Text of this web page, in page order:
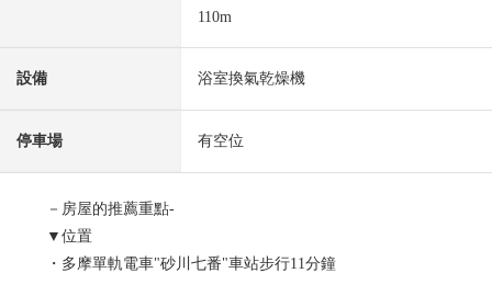
110m
設備 浴室換氣乾燥機
停車場 有空位
－房屋的推薦重點-
▼位置
・多摩單軌電車"砂川七番"車站步行11分鐘